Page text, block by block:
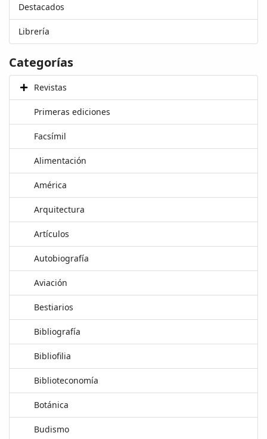
Destacados
Librería
Categorías
Revistas
Primeras ediciones
Facsímil
Alimentación
América
Arquitectura
Artículos
Autobiografía
Aviación
Bestiarios
Bibliografía
Bibliofilia
Biblioteconomía
Botánica
Budismo